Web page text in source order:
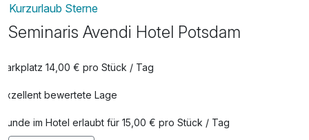
Kurzurlaub Sterne
Seminaris Avendi Hotel Potsdam
Parkplatz 14,00 € pro Stück / Tag
Exzellent bewertete Lage
Hunde im Hotel erlaubt für 15,00 € pro Stück / Tag